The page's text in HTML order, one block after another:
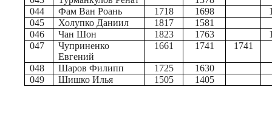
044
Фам Ван Роань 1718 1698
045
Холупко Даниил 1817
1581
046
Чан Шон 1823 1763
047
Чуприненко
Евгений
1661 1741 1741
048 Шаров Филипп 1725
1630
049
Шишко Илья 1505 1405